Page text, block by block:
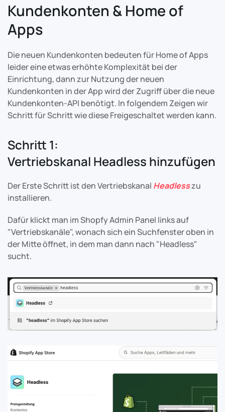
Kundenkonten & Home of
Apps
Die neuen Kundenkonten bedeuten für Home of Apps
leider eine etwas erhöhte Komplexität bei der
Einrichtung, dann zur Nutzung der neuen
Kundenkonten in der App wird der Zugriff über die neue
Kundenkonten-API benötigt. In folgendem Zeigen wir
Schritt für Schritt wie diese Freigeschaltet werden kann.
Schritt 1:
Vertriebskanal Headless hinzufügen
Der Erste Schritt ist den Vertriebskanal Headlesszu
installieren.
Dafür klickt man im Shopfy Admin Panel links auf
"Vertriebskanäle", wonach sich ein Suchfenster oben in
der Mitte öffnet, in dem man dann nach "Headless"
sucht.